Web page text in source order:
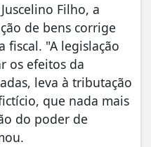
Filho, a
de bens corrige
fiscal. "A legislação
os efeitos da
leva à tributação
que nada mais
do poder de